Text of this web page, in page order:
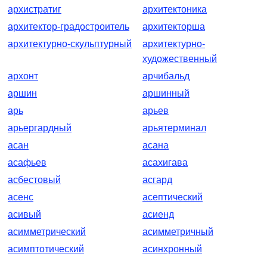
архистратиг
архитектоника
архитектор-градостроитель
архитекторша
архитектурно-скульптурный
архитектурно-
художественный
архонт
арчибальд
аршин
аршинный
арь
арьев
арьергардный
арьятерминал
асан
асана
асафьев
асахигава
асбестовый
асгард
асенс
асептический
асивый
асиенд
асимметрический
асимметричный
асимптотический
асинхронный